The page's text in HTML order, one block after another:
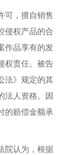
，擅自销售
侵权产品的合
作品享有的发
权责任。被告
法》规定的其
法人资格。因
的赔偿金额承
认为，根据